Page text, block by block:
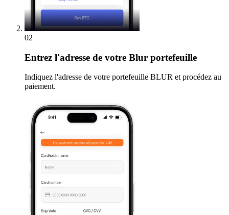
02
Entrez l'adresse de votre Blur portefeuille
Indiquez l'adresse de votre portefeuille BLUR et procédez au
paiement.